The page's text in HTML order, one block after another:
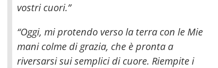
vostri cuori.”
“Oggi, mi protendo verso la terra con le Mie
mani colme di grazia, che è pronta a
riversarsi sui semplici di cuore. Riempite i